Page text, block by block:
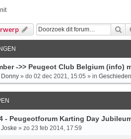
->> Peugeot Club Belgium (info)
Donny » do 02 dec 2021, 15:05 » in
- Peugeotforum Karting Day
Joske » zo 23 feb 2014, 17:59